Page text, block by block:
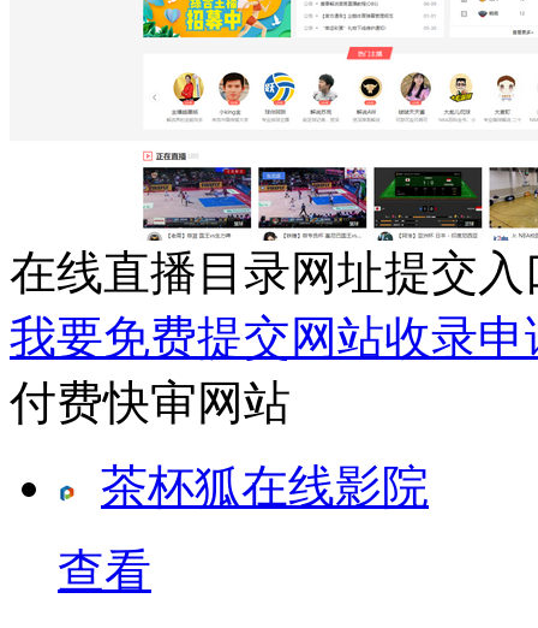
在线直播目录网址提交入
我要免费提交网站收录申
付费快审网站
茶杯狐在线影院
查看